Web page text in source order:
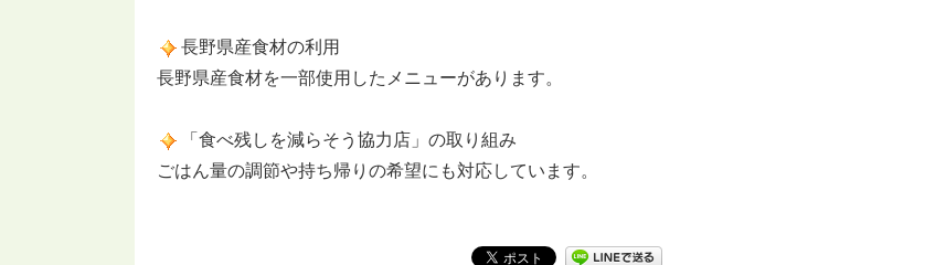
長野県産食材の利用
長野県産食材を一部使用したメニューがあります。
「食べ残しを減らそう協力店」の取り組み
ごはん量の調節や持ち帰りの希望にも対応しています。